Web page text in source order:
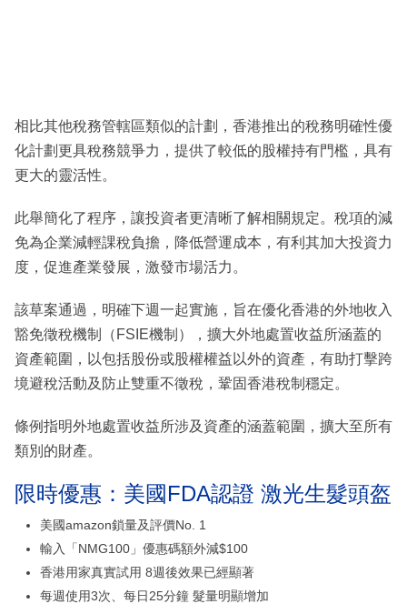
相比其他稅務管轄區類似的計劃，香港推出的稅務明確性優
化計劃更具稅務競爭力，提供了較低的股權持有門檻，具有
更大的靈活性。
此舉簡化了程序，讓投資者更清晰了解相關規定。稅項的減
免為企業減輕課稅負擔，降低營運成本，有利其加大投資力
度，促進產業發展，激發市場活力。
該草案通過，明確下週一起實施，旨在優化香港的外地收入
豁免徵稅機制（FSIE機制），擴大外地處置收益所涵蓋的
資產範圍，以包括股份或股權權益以外的資產，有助打擊跨
境避稅活動及防止雙重不徵稅，鞏固香港稅制穩定。
條例指明外地處置收益所涉及資產的涵蓋範圍，擴大至所有
類別的財產。
限時優惠：美國FDA認證 激光生髮頭盔
美國amazon鎖量及評價No. 1
輸入「NMG100」優惠碼額外減$100
香港用家真實試用 8週後效果已經顯著
每週使用3次、每日25分鐘 髮量明顯增加